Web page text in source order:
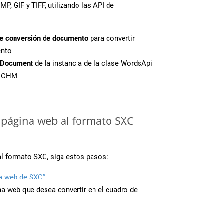
GIF y TIFF, utilizando las API de
conversión de documento para convertir
de la instancia de la clase WordsApi
web al formato SXC
formato SXC, siga estos pasos:
web de SXC”.
web que desea convertir en el cuadro de